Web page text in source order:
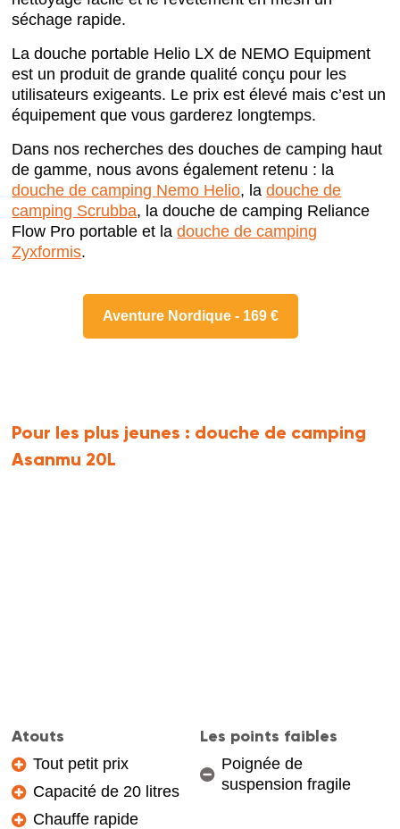
séchage rapide.
La douche portable Helio LX de NEMO Equipment
est un produit de grande qualité conçu pour les
utilisateurs exigeants. Le prix est élevé mais c’est un
équipement que vous garderez longtemps.
Dans nos recherches des douches de camping haut
de gamme, nous avons également retenu : la
douche de camping Nemo Helio, ladouche de
camping Scrubba, la douche de camping Reliance
Flow Pro portable et ladouche de camping
Zyxformis.
Aventure Nordique - 169 €
Pour les plus jeunes : douche de camping
Asanmu 20L
Atouts
Tout petit prix
Capacité de 20 litres
Chauffe rapide
Les points faibles
Poignée de
suspension fragile